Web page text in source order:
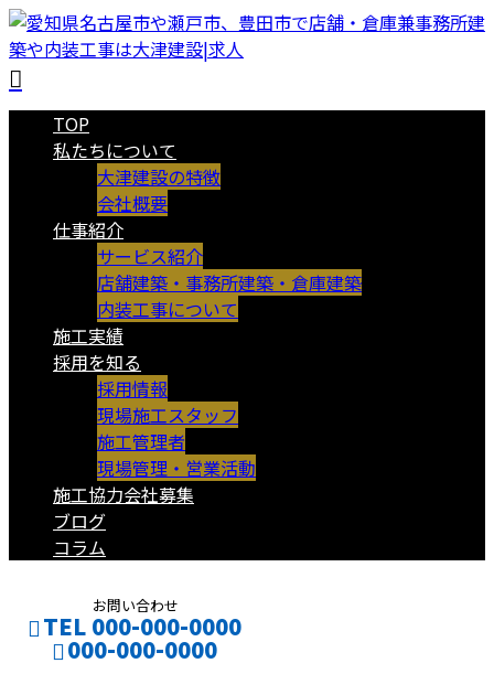
TOP
私たちについて
大津建設の特徴
会社概要
仕事紹介
サービス紹介
店舗建築・事務所建築・倉庫建築
内装工事について
施工実績
採用を知る
採用情報
現場施工スタッフ
施工管理者
現場管理・営業活動
施工協力会社募集
ブログ
コラム
お問い合わせ
TEL 000-000-0000
000-000-0000